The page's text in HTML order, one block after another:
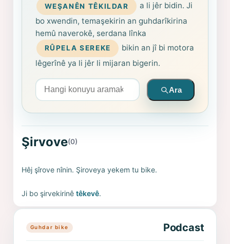
WEŞANÊN TÊKILDAR
a li jêr bidin. Ji
bo xwendin, temaşekirin an guhdarîkirina
hemû naverokê, serdana lînka
RÛPELA SEREKE
bikin an jî bi motora
lêgerînê ya li jêr li mijaran bigerin.
Arama yapın
Ara
Şirvove(0)
Hêj şîrove nînin. Şiroveya yekem tu bike.
Ji bo şirvekirinêtêkevê.
Guhdar bike Podcast